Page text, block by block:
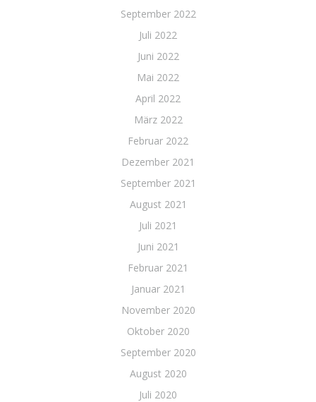
September 2022
Juli 2022
Juni 2022
Mai 2022
April 2022
März 2022
Februar 2022
Dezember 2021
September 2021
August 2021
Juli 2021
Juni 2021
Februar 2021
Januar 2021
November 2020
Oktober 2020
September 2020
August 2020
Juli 2020